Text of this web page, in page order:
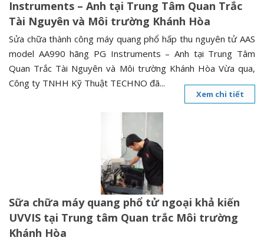
t
i
o
n
Instruments – Anh tại Trung Tâm Quan Trắc
Tài Nguyên và Môi trường Khánh Hòa
Sửa chữa thành công máy quang phổ hấp thu nguyên tử AAS
model AA990 hãng PG Instruments – Anh tại Trung Tâm
Quan Trắc Tài Nguyên và Môi trường Khánh Hòa Vừa qua,
Công ty TNHH Kỹ Thuật TECHNO đã...
Xem chi tiết
Sữa chữa máy quang phổ tử ngoại khả kiến
UVVIS tại Trung tâm Quan trắc Môi trường
Khánh Hòa